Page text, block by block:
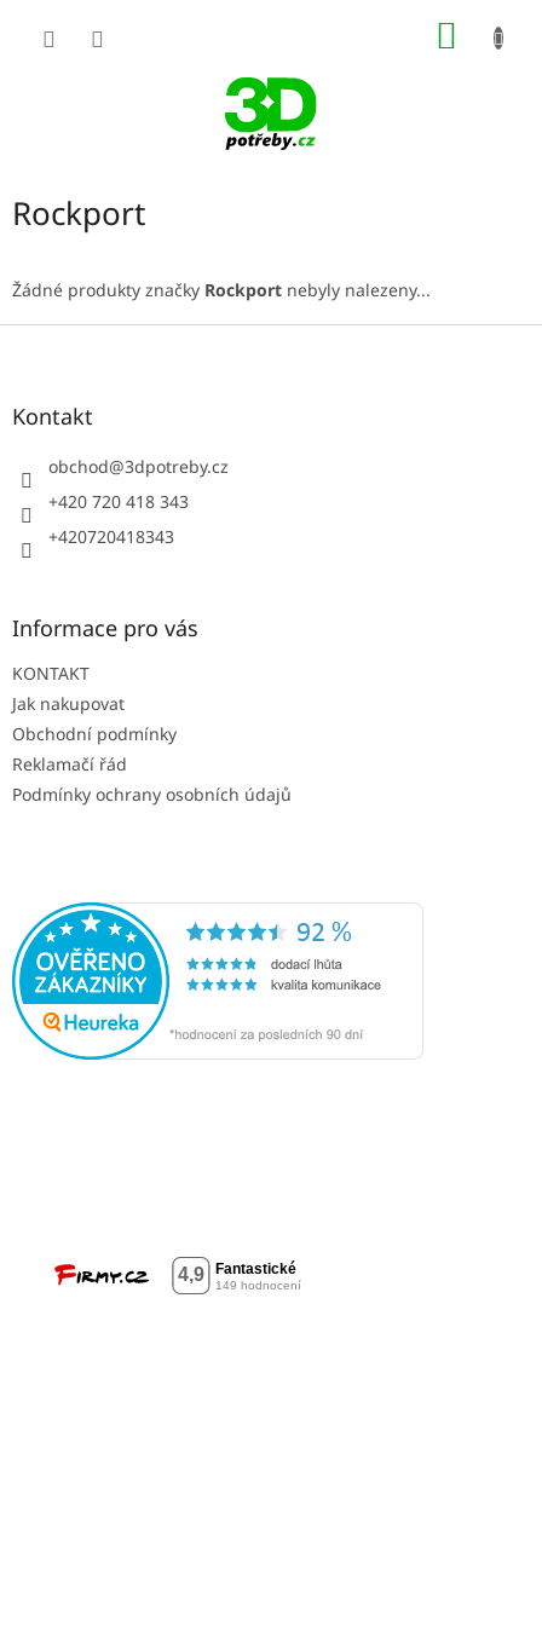
Rockport
Žádné produkty značky Rockport nebyly nalezeny...
Z
Kontakt
obchod@3dpotreby.cz
+420 720 418 343
+420720418343
Informace pro vás
KONTAKT
Jak nakupovat
Obchodní podmínky
Reklamačí řád
Podmínky ochrany osobních údajů